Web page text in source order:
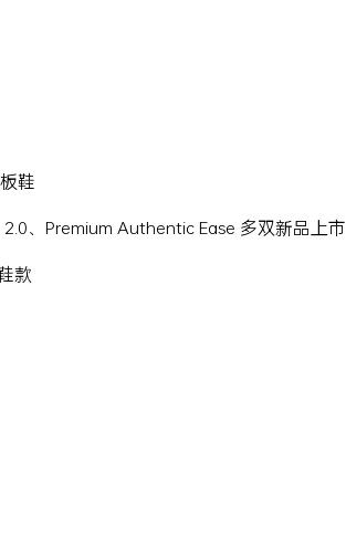
鞋
、Premium Authentic Ease 多双新品上市
款